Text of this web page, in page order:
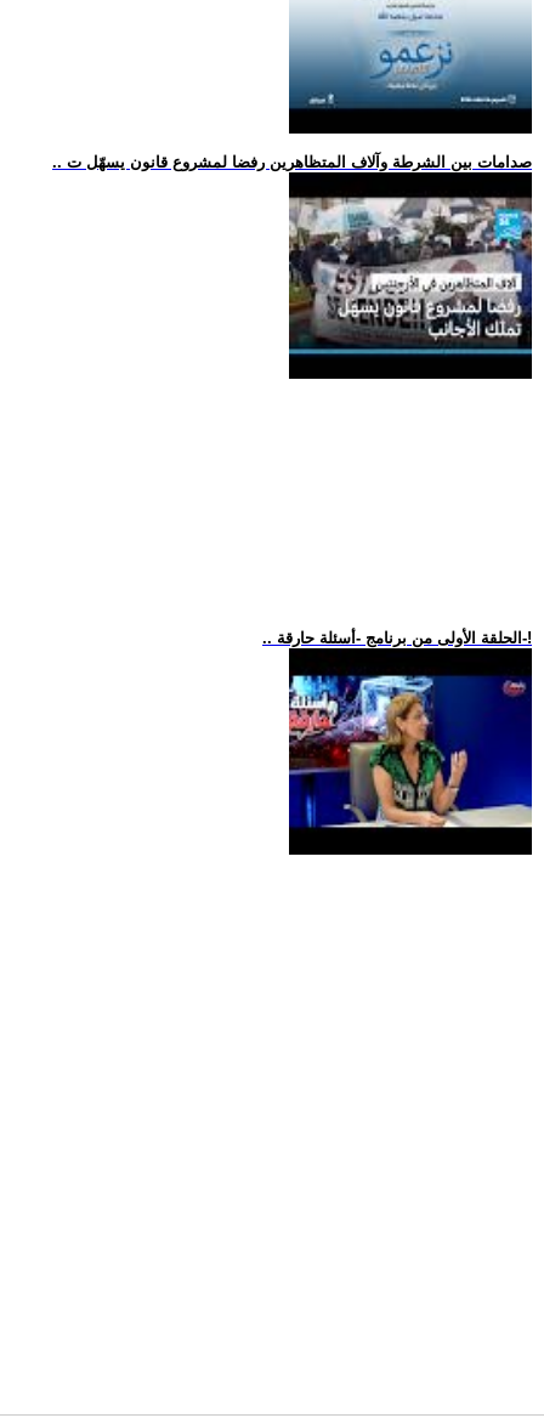
.. صدامات بين الشرطة وآلاف المتظاهرين رفضا لمشروع قانون يسهّل ت
.. الحلقة الأولى من برنامج -أسئلة حارقة-!